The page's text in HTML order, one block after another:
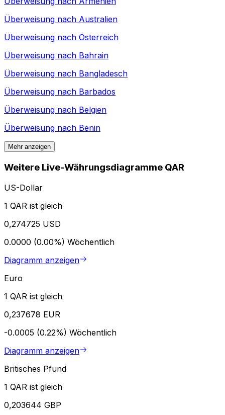
Überweisung nach Australien
Überweisung nach Österreich
Überweisung nach Bahrain
Überweisung nach Bangladesch
Überweisung nach Barbados
Überweisung nach Belgien
Überweisung nach Benin
Mehr anzeigen
Weitere Live-Währungsdiagramme QAR
US-Dollar
1 QAR ist gleich
0,274725 USD
0.0000 (0.00%) Wöchentlich
Diagramm anzeigen
Euro
1 QAR ist gleich
0,237678 EUR
-0.0005 (0.22%) Wöchentlich
Diagramm anzeigen
Britisches Pfund
1 QAR ist gleich
0,203644 GBP